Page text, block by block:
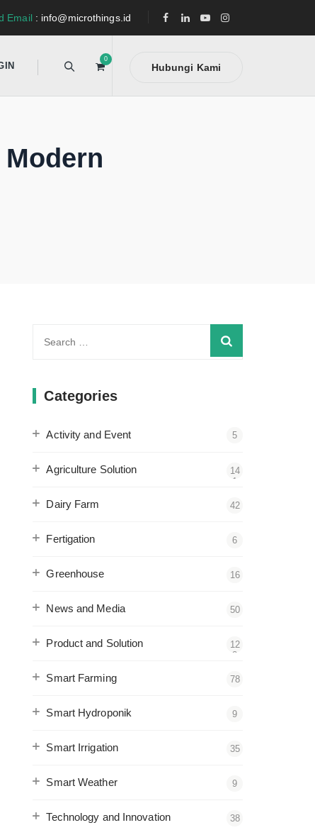
Email : info@microthings.id
Hubungi Kami
0
Categories
Activity and Event 5
Agriculture Solution
14
1
Dairy Farm 42
Fertigation 6
Greenhouse 16
News and Media 50
Product and Solution
12
2
Smart Farming 78
Smart Hydroponik 9
Smart Irrigation 35
Smart Weather 9
Technology and Innovation 38